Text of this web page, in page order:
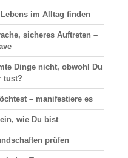
im Alltag finden
sicheres Auftreten –
Dinge nicht, obwohl Du
tust?
– manifestiere es
wie Du bist
prüfen